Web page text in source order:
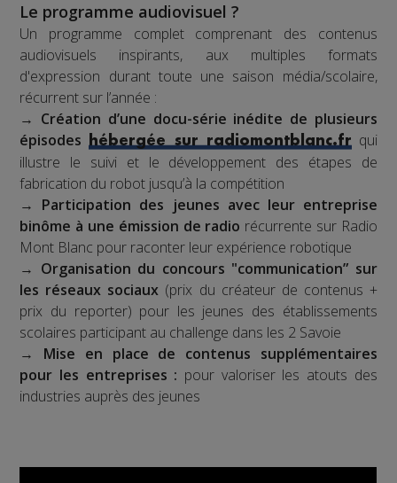
Le programme audiovisuel ?
Un programme complet comprenant des contenus
audiovisuels inspirants, aux multiples formats
d'expression durant toute une saison média/scolaire,
récurrent sur l’année :
→ Création d’une docu-série inédite de plusieurs
épisodes
hébergée sur radiomontblanc.frqui
illustre le suivi et le développement des étapes de
fabrication du robot jusqu’à la compétition
→ Participation des jeunes avec leur entreprise
binôme à une émission de radio récurrente sur Radio
Mont Blanc pour raconter leur expérience robotique
→ Organisation du concours "communication” sur
les réseaux sociaux (prix du créateur de contenus +
prix du reporter) pour les jeunes des établissements
scolaires participant au challenge dans les 2 Savoie
→ Mise en place de contenus supplémentaires
pour les entreprises : pour valoriser les atouts des
industries auprès des jeunes